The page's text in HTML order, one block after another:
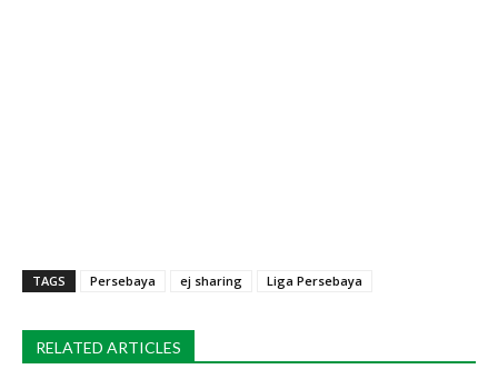
TAGS Persebaya ej sharing Liga Persebaya
RELATED ARTICLES